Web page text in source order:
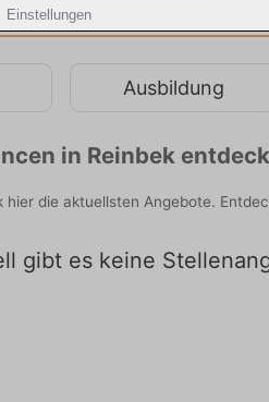
Einstellungen
Ausbildung
in Reinbek
die aktuellsten Angebote.
gibt es keine